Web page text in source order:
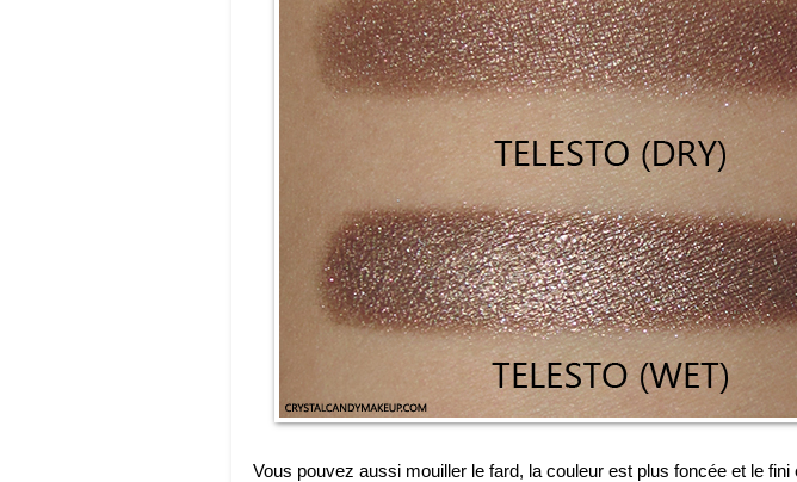
Vous pouvez aussi mouiller le fard, la couleur est plus foncée et le fini